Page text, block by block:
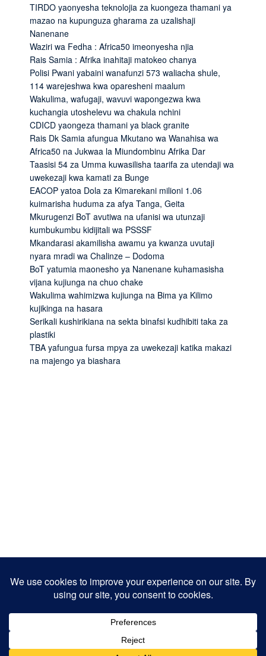
TIRDO yaonyesha teknolojia za kuongeza thamani ya
mazao na kupunguza gharama za uzalishaji
Nanenane
Waziri wa Fedha : Africa50 imeonyesha njia
Rais Samia : Afrika inahitaji matokeo chanya
Polisi Pwani yabaini wanafunzi 573 waliacha shule,
114 warejeshwa kwa oparesheni maalum
Wakulima, wafugaji, wavuvi wapongezwa kwa
kuchangia utoshelevu wa chakula nchini
CDICD yaongeza thamani ya black granite
Rais Dk Samia afungua Mkutano wa Wanahisa wa
Africa50 na Jukwaa la Miundombinu Afrika Dar
Taasisi 54 za Umma kuwasilisha taarifa za utendaji wa
uwekezaji kwa kamati za Bunge
EACOP yatoa Dola za Kimarekani milioni 1.06
kuimarisha huduma za afya Tanga, Geita
Mkurugenzi BoT avutiwa na ufanisi wa utunzaji
kumbukumbu kidijitali wa PSSSF
Mkandarasi akamilisha awamu ya kwanza uvutaji
nyara mradi wa Chalinze – Dodoma
BoT yatumia maonesho ya Nanenane kuhamasisha
vijana kujiunga na chuo chake
Wakulima wahimizwa kujiunga na Bima ya Kilimo
kujikinga na hasara
Serikali kushirikiana na sekta binafsi kudhibiti taka za
plastiki
TBA yafungua fursa mpya za uwekezaji katika makazi
na majengo ya biashara